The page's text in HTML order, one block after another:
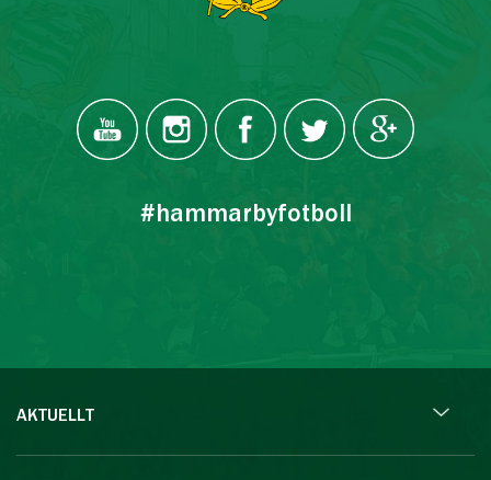
#hammarbyfotboll
AKTUELLT